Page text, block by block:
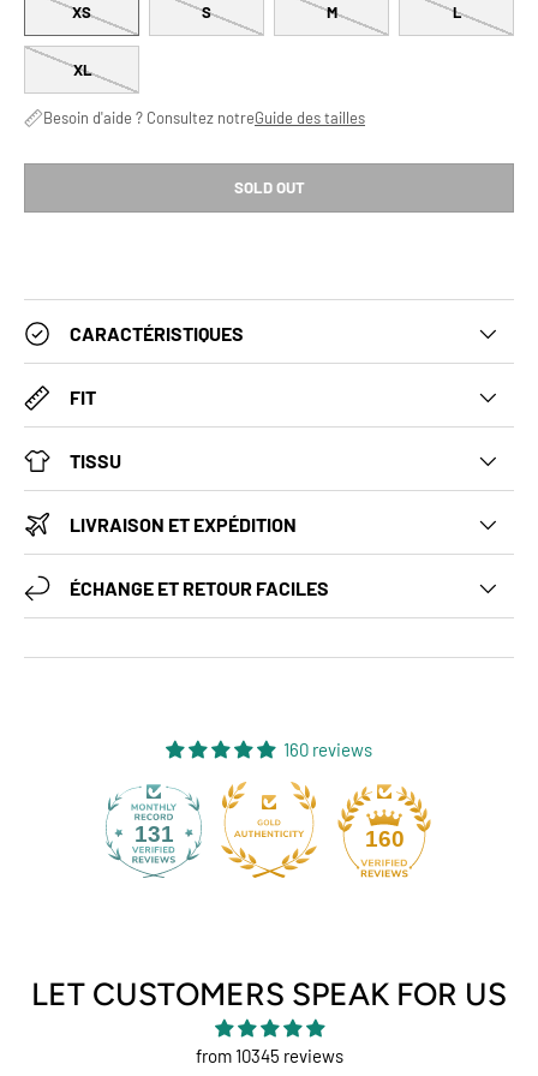
XS S M L
XL
Besoin d'aide ? Consultez notreGuide des tailles
SOLD OUT
CARACTÉRISTIQUES
FIT
TISSU
LIVRAISON ET EXPÉDITION
ÉCHANGE ET RETOUR FACILES
160 reviews
131 160
LET CUSTOMERS SPEAK FOR US
from 10345 reviews